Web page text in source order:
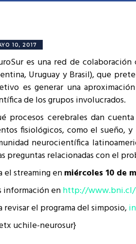
Valores
Historia
Kit de Identidad
Cumplimiento Legal
Cumplimiento Legal
10, 2017
es una red de
Uruguay y Brasil), que
es generar una
de los grupos involucrados.
procesos cerebrales dan
fisiológicos, como el sueño,
neurocientífica
preguntas relacionadas con el
el streaming enmiércoles 10 de
información enhttp://www.bni.cl/
revisar el programa del simposio,
uchile-neurosur}